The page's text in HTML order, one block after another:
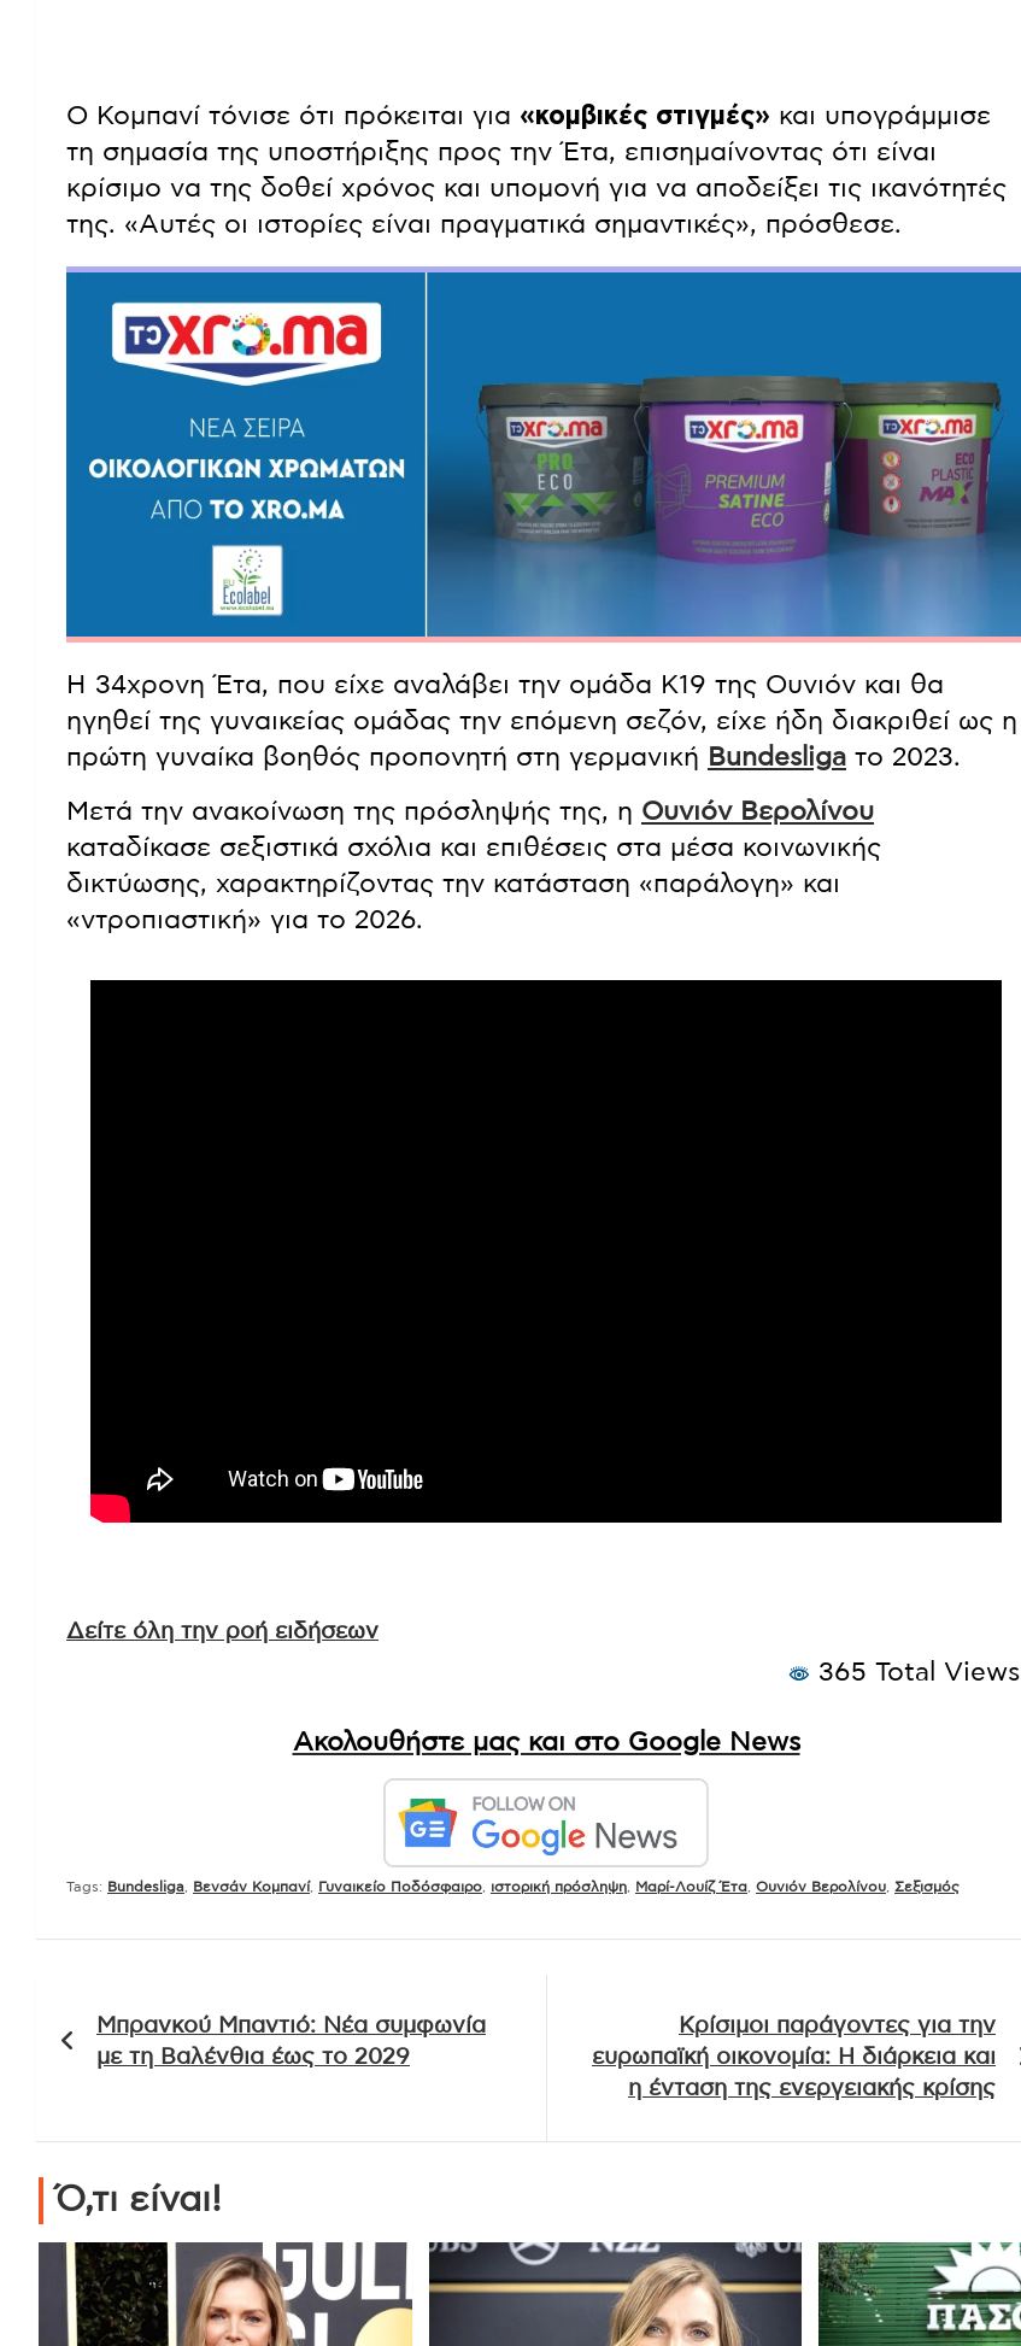
Ο Κομπανί τόνισε ότι πρόκειται για «κομβικές στιγμές» και υπογράμμισε
τη σημασία της υποστήριξης προς την Έτα, επισημαίνοντας ότι είναι
κρίσιμο να της δοθεί χρόνος και υπομονή για να αποδείξει τις ικανότητές
της. «Αυτές οι ιστορίες είναι πραγματικά σημαντικές», πρόσθεσε.
Η 34χρονη Έτα, που είχε αναλάβει την ομάδα Κ19 της Ουνιόν και θα
ηγηθεί της γυναικείας ομάδας την επόμενη σεζόν, είχε ήδη διακριθεί ως η
πρώτη γυναίκα βοηθός προπονητή στη γερμανική Bundesliga το 2023.
Μετά την ανακοίνωση της πρόσληψής της, η Ουνιόν Βερολίνου
καταδίκασε σεξιστικά σχόλια και επιθέσεις στα μέσα κοινωνικής
δικτύωσης, χαρακτηρίζοντας την κατάσταση «παράλογη» και
«ντροπιαστική» για το 2026.
Δείτε όλη την ροή ειδήσεων
365 Total Views
Ακολουθήστε μας και στο Google News
Tags: Bundesliga Βενσάν Κομπανί, Γυναικείο Ποδόσφαιρο ιστορική πρόσληψη Μαρί-Λουίζ Έτα Ουνιόν Βερολίνου Σεξισμός
άρθρων
Μπρανκού Μπαντιό: Νέα συμφωνία
με τη Βαλένθια έως το 2029
Κρίσιμοι παράγοντες για την
ευρωπαϊκή οικονομία: Η διάρκεια και
η ένταση της ενεργειακής κρίσης
Ό,τι είναι!